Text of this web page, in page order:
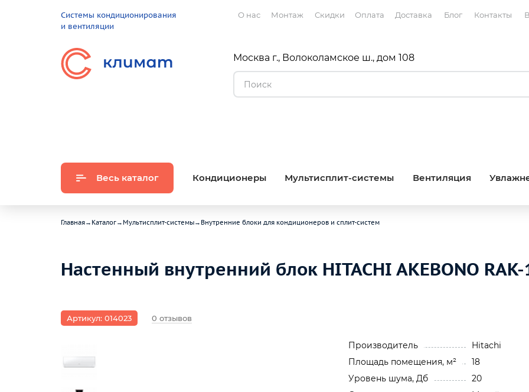
Системы кондиционирования
и вентиляции
О нас Монтаж Скидки Оплата Доставка Блог Контакты
Москва г., Волоколамское ш., дом 108
Весь каталог Кондиционеры Мультисплит-системы Вентиляция
Главная→ Каталог→ Мультисплит-системы→ Внутренние блоки для кондиционеров и сплит-систем
Настенный внутренний блок HITACHI AKEBONO RAK-
Артикул: 014023 0 отзывов
Производитель
Hitachi
Площадь помещения, м²
18
Уровень шума, Дб
20